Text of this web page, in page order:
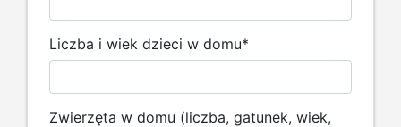
Liczba i wiek dzieci w domu*
Zwierzęta w domu (liczba, gatunek, wiek,